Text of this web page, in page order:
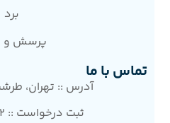
برد
پرسش و
تماس با ما
آدرس :: تهران،
ثبت درخواست :: 09125800192